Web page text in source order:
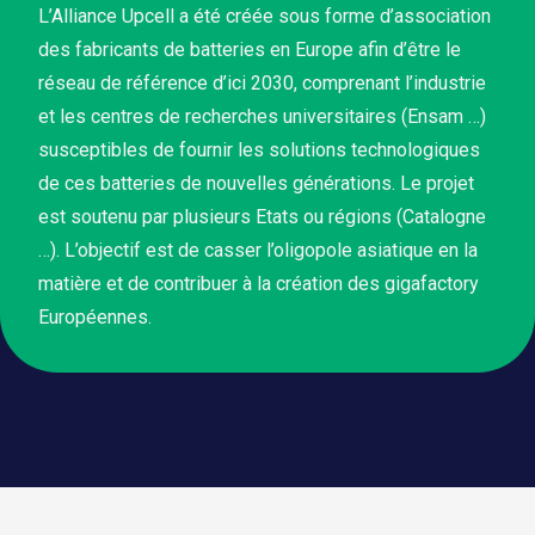
L’Alliance Upcell a été créée sous forme d’association
des fabricants de batteries en Europe afin d’être le
réseau de référence d’ici 2030, comprenant l’industrie
et les centres de recherches universitaires (Ensam …)
susceptibles de fournir les solutions technologiques
de ces batteries de nouvelles générations. Le projet
est soutenu par plusieurs Etats ou régions (Catalogne
…). L’objectif est de casser l’oligopole asiatique en la
matière et de contribuer à la création des gigafactory
Européennes.